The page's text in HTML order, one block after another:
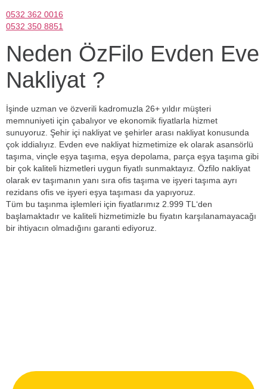
0532 362 0016
0532 350 8851
Neden ÖzFilo Evden Eve
Nakliyat ?
İşinde uzman ve özverili kadromuzla 26+ yıldır müşteri
memnuniyeti için çabalıyor ve ekonomik fiyatlarla hizmet
sunuyoruz. Şehir içi nakliyat ve şehirler arası nakliyat konusunda
çok iddialıyız. Evden eve nakliyat hizmetimize ek olarak asansörlü
taşıma, vinçle eşya taşıma, eşya depolama, parça eşya taşıma gibi
bir çok kaliteli hizmetleri uygun fiyatlı sunmaktayız. Özfilo nakliyat
olarak ev taşımanın yanı sıra ofis taşıma ve işyeri taşıma ayrı
rezidans ofis ve işyeri eşya taşıması da yapıyoruz.
Tüm bu taşınma işlemleri için fiyatlarımız 2.999 TL‘den
başlamaktadır ve kaliteli hizmetimizle bu fiyatın karşılanamayacağı
bir ihtiyacın olmadığını garanti ediyoruz.